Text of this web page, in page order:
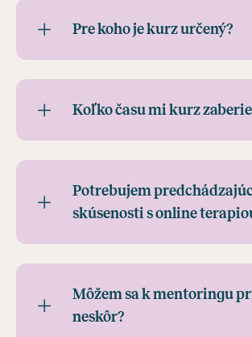
Pre koho je kurz určený?
Koľko času mi kurz
Potrebujem
skúsenosti s online
Môžem sa k mentoringu
neskôr?